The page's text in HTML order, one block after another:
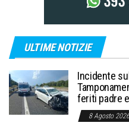
ULTIME NOTIZIE
Incidente
feriti padre
8 Agosto